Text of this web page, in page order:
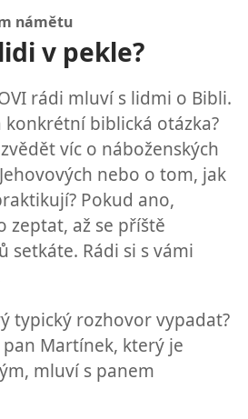
námětu
v pekle?
rádi mluví s lidmi o Bibli.
konkrétní biblická otázka?
víc o náboženských
nebo o tom, jak
Pokud ano,
zeptat, až se příště
setkáte. Rádi si s vámi
typický rozhovor vypadat?
Martínek, který je
mluví s panem